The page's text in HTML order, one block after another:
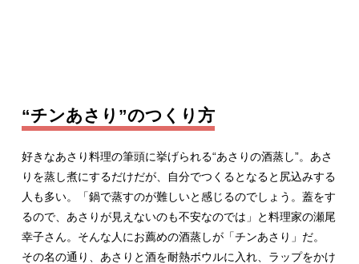
“チンあさり”のつくり方
好きなあさり料理の筆頭に挙げられる“あさりの酒蒸し”。あさ
りを蒸し煮にするだけだが、自分でつくるとなると尻込みする
人も多い。「鍋で蒸すのが難しいと感じるのでしょう。蓋をす
るので、あさりが見えないのも不安なのでは」と料理家の瀬尾
幸子さん。そんな人にお薦めの酒蒸しが「チンあさり」だ。
その名の通り、あさりと酒を耐熱ボウルに入れ、ラップをかけ